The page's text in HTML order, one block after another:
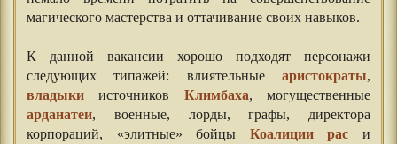
магического мастерства и оттачивание своих навыков.
К данной вакансии хорошо подходят персонажи
следующих типажей: влиятельные аристократы,
владыки источников Климбаха, могущественные
арданатеи, военные, лорды, графы, директора
корпораций, «элитные» бойцы Коалиции рас и